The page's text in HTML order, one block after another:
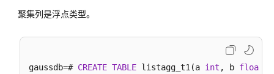
和
聚集列是浮点类型。
gaussdb=# CREATE TABLE listagg_t1(a int , b float